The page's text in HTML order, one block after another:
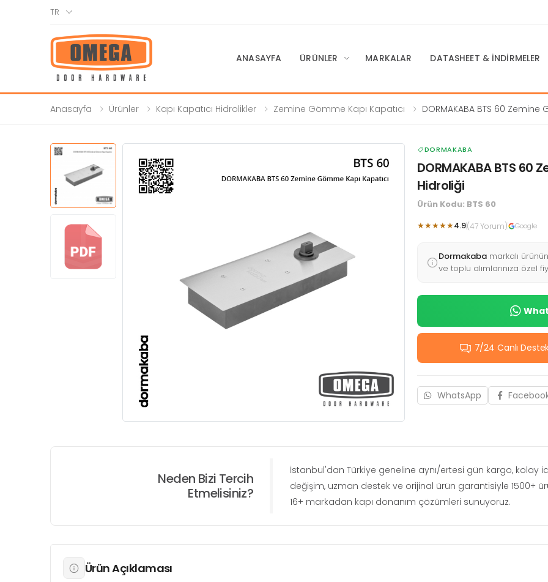
TR
ANASAYFA ÜRÜNLER MARKALAR DATASHEET & İNDIRMELER
Anasayfa Ürünler Kapı Kapatıcı Hidrolikler Zemine Gömme Kapı Kapatıcı
DORMAKABA BTS 60 Zemine
DORMAKABA
DORMAKABA BTS 60
Hidroliği
Ürün Kodu: BTS 60
★★★★★4.9(47 Yorum) Google
Dormakaba markalı ürünün
ve toplu alımlarınıza özel
7/24 Canlı
WhatsApp
Neden Bizi Tercih
Etmelisiniz?
İstanbul'dan Türkiye geneline aynı/ertesi gün kargo, kolay
değişim, uzman destek ve orijinal ürün garantisiyle 1500+
16+ markadan kapı donanım çözümleri sunuyoruz.
Ürün Açıklaması